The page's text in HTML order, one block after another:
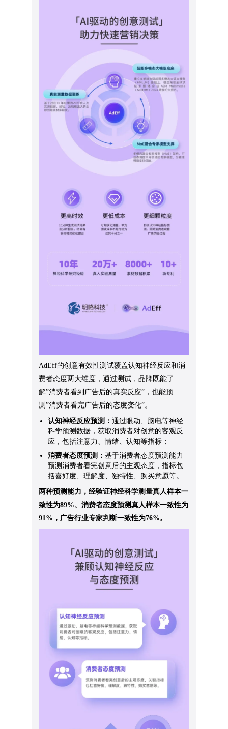
AdEff的创意有效性测试覆盖认知神经反应和消
费者态度两大维度，通过测试，品牌既能了
解”消费者看到广告后的真实反应”，也能预
测”消费者看完广告后的态度变化”。
认知神经反应预测：通过眼动、脑电等神经
科学预测数据，获取消费者对创意的客观反
应，包括注意力、情绪、认知等指标；
消费者态度预测：基于消费者态度预测能力
预测消费者看完创意后的主观态度，指标包
括喜好度、理解度、独特性、购买意愿等。
两种预测能力，经验证神经科学测量真人样本一
致性为89%、消费者态度预测真人样本一致性为
91%，广告行业专家判断一致性为76%。